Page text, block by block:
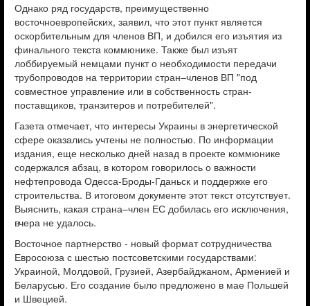
Однако ряд государств, преимущественно
восточноевропейских, заявил, что этот пункт является
оскорбительным для членов ВП, и добился его изъятия из
финального текста коммюнике. Также был изъят
лоббируемый немцами пункт о необходимости передачи
трубопроводов на территории стран–членов ВП "под
совместное управление или в собственность стран-
поставщиков, транзитеров и потребителей".
Газета отмечает, что интересы Украины в энергетической
сфере оказались учтены не полностью. По информации
издания, еще несколько дней назад в проекте коммюнике
содержался абзац, в котором говорилось о важности
нефтепровода Одесса-Броды-Гданьск и поддержке его
строительства. В итоговом документе этот текст отсутствует.
Выяснить, какая страна–член ЕС добилась его исключения,
вчера не удалось.
Восточное партнерство - новый формат сотрудничества
Евросоюза с шестью постсоветскими государствами:
Украиной, Молдовой, Грузией, Азербайджаном, Арменией и
Беларусью. Его создание было предложено в мае Польшей
и Швецией.